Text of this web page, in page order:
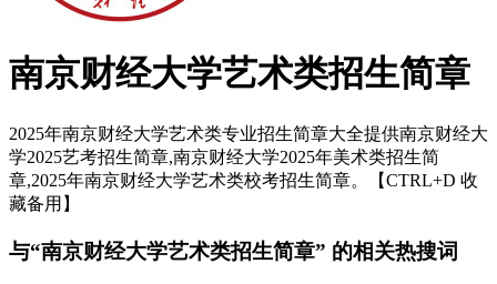
南京财经大学艺术类招生简章
2025年南京财经大学艺术类专业招生简章大全提供南京财经大
学2025艺考招生简章,南京财经大学2025年美术类招生简
章,2025年南京财经大学艺术类校考招生简章。【CTRL+D 收
藏备用】
与“南京财经大学艺术类招生简章” 的相关热搜词